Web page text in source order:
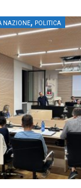
NAZIONE, POLITICA